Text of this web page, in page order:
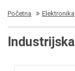
Početna Elektronika